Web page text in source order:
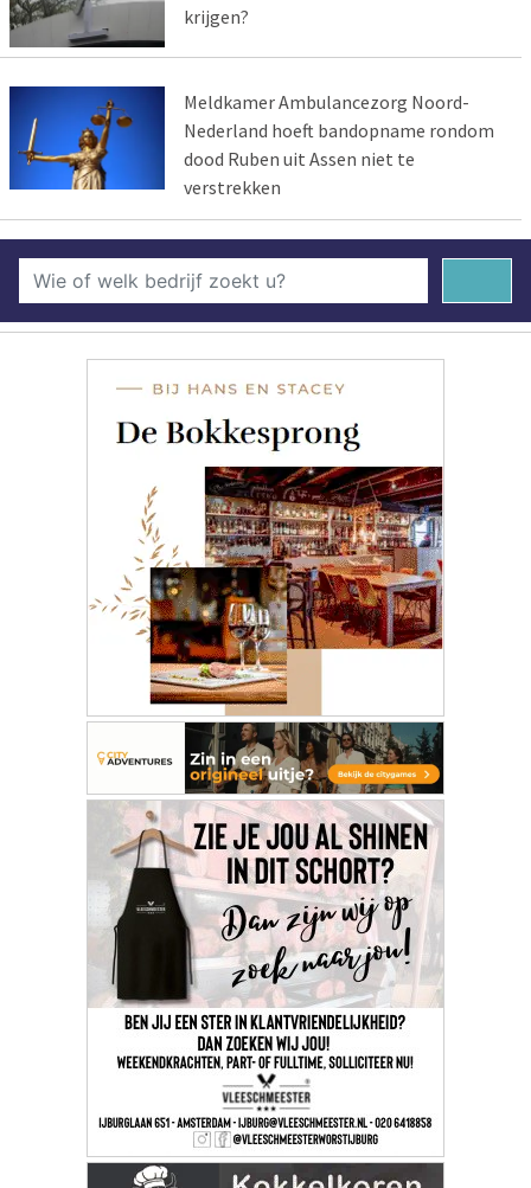
krijgen?
Meldkamer Ambulancezorg Noord-
Nederland hoeft bandopname rondom
dood Ruben uit Assen niet te
verstrekken